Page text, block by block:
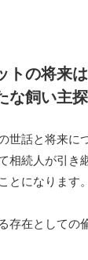
トの将来
な飼い主
世話と将来に
相続人が引き
になります。
存在としての